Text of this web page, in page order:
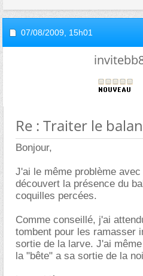
07/08/2009, 15h01
Re : Traiter le
Bonjour,
J'ai le même problème
découvert la présence du
coquilles percées.
Comme conseillé, j'ai
tombent pour les ramasser
sortie de la larve. J'ai
la "bête" a sa sortie de la